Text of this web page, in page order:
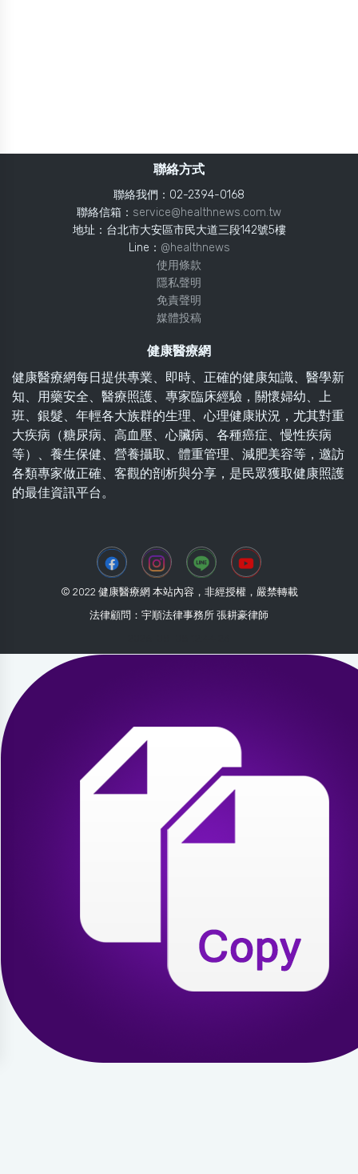
聯絡方式
聯絡我們：02-2394-0168
聯絡信箱： service@healthnews.com.tw
地址：台北市大安區市民大道三段142號5樓
Line： @healthnews
使用條款
隱私聲明
免責聲明
媒體投稿
健康醫療網
健康醫療網每日提供專業、即時、正確的健康知識、醫學新
知、用藥安全、醫療照護、專家臨床經驗，關懷婦幼、上
班、銀髮、年輕各大族群的生理、心理健康狀況，尤其對重
大疾病（糖尿病、高血壓、心臟病、各種癌症、慢性疾病
等）、養生保健、營養攝取、體重管理、減肥美容等，邀訪
各類專家做正確、客觀的剖析與分享，是民眾獲取健康照護
的最佳資訊平台。
© 2022 健康醫療網 本站內容，非經授權，嚴禁轉載
法律顧問：宇順法律事務所 張耕豪律師